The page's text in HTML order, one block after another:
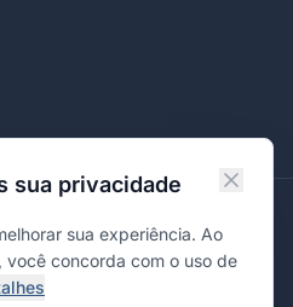
CascavelPonta Grossa
sua privacidade
sua experiência. Ao
concorda com o uso de